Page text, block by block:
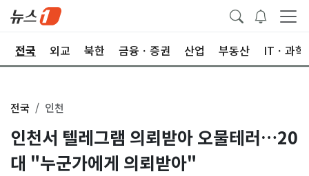
전국 외교 북한 금융ㆍ증권 산업 부동산 ITㆍ과학
전국 인천
인천서 텔레그램 의뢰받아 오물테러…20
대 "누군가에게 의뢰받아"